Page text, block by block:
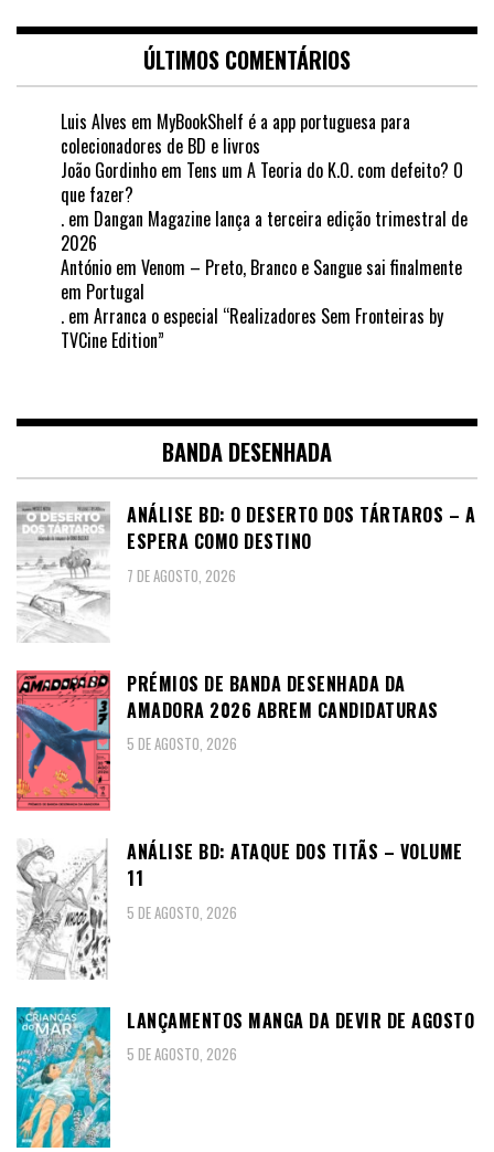
ÚLTIMOS COMENTÁRIOS
Luis Alves em MyBookShelf é a app portuguesa para
colecionadores de BD e livros
João Gordinho em Tens um A Teoria do K.O. com defeito? O
que fazer?
. em Dangan Magazine lança a terceira edição trimestral de
2026
António em Venom – Preto, Branco e Sangue sai finalmente
em Portugal
. em Arranca o especial “Realizadores Sem Fronteiras by
TVCine Edition”
BANDA DESENHADA
ANÁLISE BD: O DESERTO DOS TÁRTAROS – A
ESPERA COMO DESTINO
7 DE AGOSTO, 2026
PRÉMIOS DE BANDA DESENHADA DA
AMADORA 2026 ABREM CANDIDATURAS
5 DE AGOSTO, 2026
ANÁLISE BD: ATAQUE DOS TITÃS – VOLUME
11
5 DE AGOSTO, 2026
LANÇAMENTOS MANGA DA DEVIR DE AGOSTO
5 DE AGOSTO, 2026